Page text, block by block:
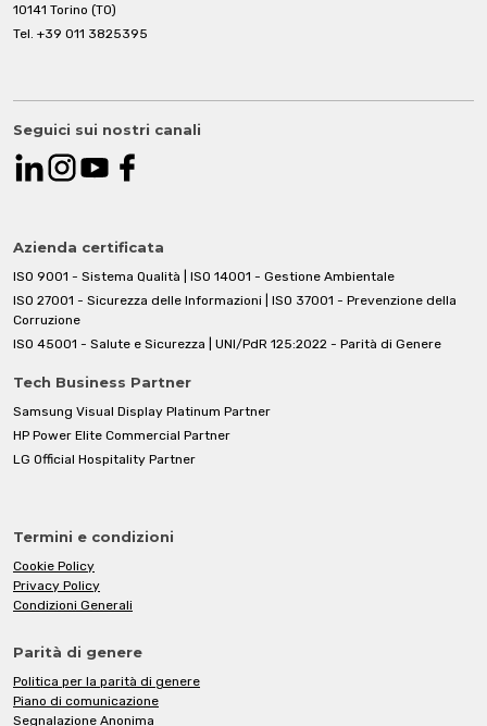
10141 Torino (TO)
Tel. +39 011 3825395
Azienda certificata
ISO 9001 - Sistema Qualità | ISO 14001 - Gestione Ambientale
ISO 27001 - Sicurezza delle Informazioni | ISO 37001 - Prevenzione della
Corruzione
ISO 45001 - Salute e Sicurezza | UNI/PdR 125:2022 - Parità di Genere
Tech Business Partner
Samsung Visual Display Platinum Partner
HP Power Elite Commercial Partner
LG Official Hospitality Partner
Seguici sui nostri canali
Termini e condizioni
Cookie Policy
Privacy Policy
Condizioni Generali
Parità di genere
Politica per la parità di genere
Piano di comunicazione
Segnalazione Anonima